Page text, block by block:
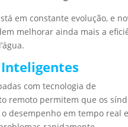
em constante evolução, e
melhorar ainda mais a
com tecnologia de
remoto permitem que os
desempenho em tempo real e